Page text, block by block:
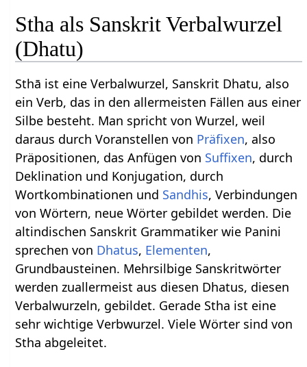
Stha als Sanskrit Verbalwurzel
(Dhatu)
Sthā ist eine Verbalwurzel, Sanskrit Dhatu, also
ein Verb, das in den allermeisten Fällen aus einer
Silbe besteht. Man spricht von Wurzel, weil
daraus durch Voranstellen von Präfixen, also
Präpositionen, das Anfügen von Suffixen, durch
Deklination und Konjugation, durch
Wortkombinationen und Sandhis, Verbindungen
von Wörtern, neue Wörter gebildet werden. Die
altindischen Sanskrit Grammatiker wie Panini
sprechen von Dhatus, Elementen,
Grundbausteinen. Mehrsilbige Sanskritwörter
werden zuallermeist aus diesen Dhatus, diesen
Verbalwurzeln, gebildet. Gerade Stha ist eine
sehr wichtige Verbwurzel. Viele Wörter sind von
Stha abgeleitet.